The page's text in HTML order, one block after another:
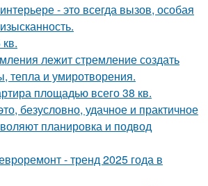
- это всегда вызов, особая
лежит стремление создать
тепла и умиротворения.
площадью всего 38 кв.
безусловно, удачное и практичное
планировка и подвод
- тренд 2025 года в